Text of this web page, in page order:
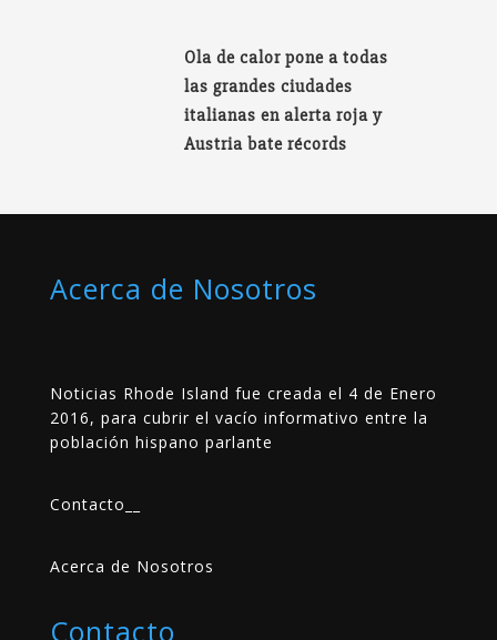
Ola de calor pone a todas
las grandes ciudades
italianas en alerta roja y
Austria bate récords
Acerca de Nosotros
Noticias Rhode Island fue creada el 4 de Enero
2016, para cubrir el vacío informativo entre la
población hispano parlante
Contacto
Acerca de Nosotros
Contacto